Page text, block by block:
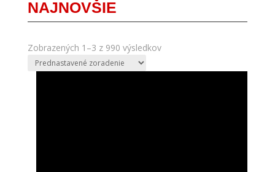
NAJNOVŠIE
Zobrazených 1–3 z 990 výsledkov